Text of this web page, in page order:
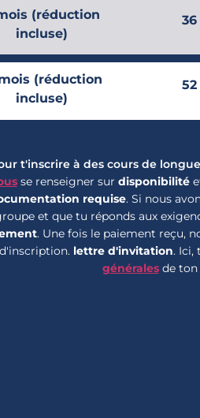
(réduction
incluse)
36
(réduction
incluse)
52
t'inscrire à des cours de
se renseigner sur disponibilité
requise. Si nous
et que tu réponds aux
. Une fois le paiement reçu,
d'inscription. lettre d'invitation. Ici,
générales de ton